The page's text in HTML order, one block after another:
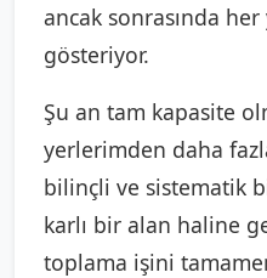
ancak sonrasında her
gösteriyor.
Şu an tam kapasite
yerlerimden daha
bilinçli ve sistematik
karlı bir alan haline
toplama işini